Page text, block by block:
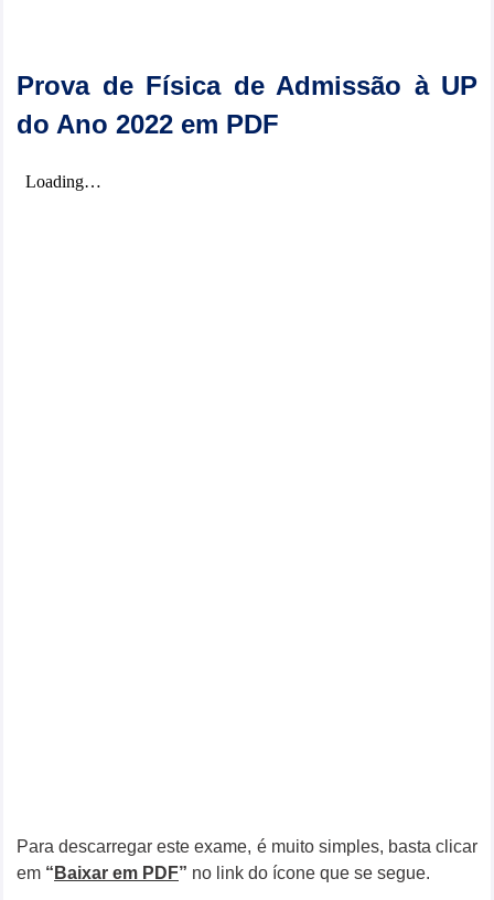
Prova de Física de Admissão à UP
do Ano 2022 em PDF
Para descarregar este exame, é muito simples, basta clicar
em “ Baixar em PDF” no link do ícone que se segue.